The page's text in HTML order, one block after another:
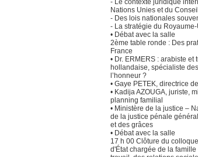
- Le contexte juridique
Nations Unies et du
- Des lois nationales
- La stratégie du Royaume-
• Débat avec la salle
2ème table ronde : Des
France
• Dr. ERMERS : arabiste
hollandaise, spécialiste
l’honneur ?
• Gaye PETEK, directrice
• Kadija AZOUGA, juriste,
planning familial
• Ministère de la justice –
de la justice pénale
et des grâces
• Débat avec la salle
17 h 00 Clôture du
d'État chargée de la